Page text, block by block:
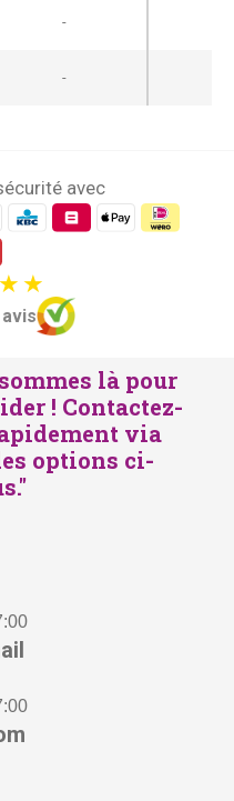
-
-
avec
là pour
! Contactez-
via
options ci-